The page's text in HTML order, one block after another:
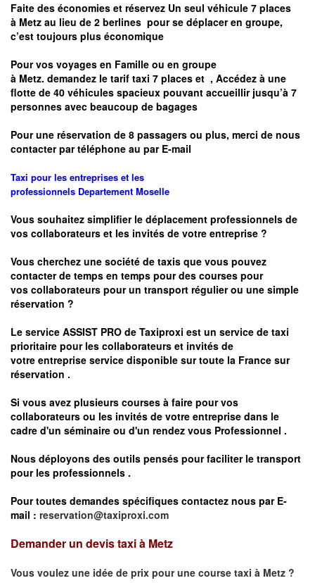
Faite des économies et réservez Un seul véhicule 7 places
à Metz au lieu de 2 berlines pour se déplacer en groupe,
c’est toujours plus économique
Pour vos voyages en Famille ou en groupe
à Metz. demandez le tarif taxi 7 places et , Accédez à une
flotte de 40 véhicules spacieux pouvant accueillir jusqu’à 7
personnes avec beaucoup de bagages
Pour une réservation de 8 passagers ou plus, merci de nous
contacter par téléphone au par E-mail
Taxi pour les entreprises et les
professionnels Departement Moselle
Vous souhaitez simplifier le déplacement professionnels de
vos collaborateurs et les invités de votre entreprise ?
Vous cherchez une société de taxis que vous pouvez
contacter de temps en temps pour des courses pour
vos collaborateurs pour un transport régulierou une simple
réservation ?
Le service ASSIST PRO de Taxiproxi est un service de taxi
prioritaire pour les collaborateurs et invités de
votre entreprise service disponible sur toute la France sur
réservation .
Si vous avez plusieurs courses à faire pour vos
collaborateurs ou les invités de votre entreprise dans le
cadre d'un séminaire ou d'un rendez vous Professionnel .
Nous déployons des outils pensés pour faciliter le transport
pour les professionnels .
Pour toutes demandes spécifiques contactez nous par E-
mail : reservation@taxiproxi.com
Demander un devis taxi à Metz
Vous voulez une idée de prix pour une course taxi à Metz ?